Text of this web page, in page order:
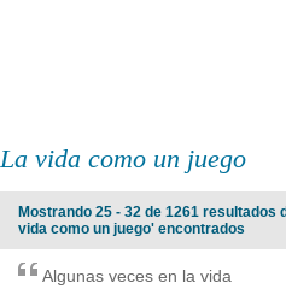
La vida como un juego
Mostrando 25 - 32 de 1261
vida como un juego' encontrados
Algunas veces en la vida